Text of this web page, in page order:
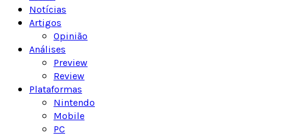
Notícias
Artigos
Opinião
Análises
Preview
Review
Plataformas
Nintendo
Mobile
PC